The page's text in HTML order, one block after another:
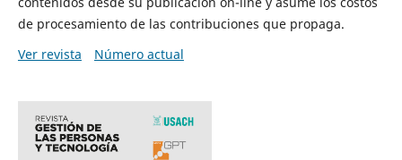
de procesamiento de las contribuciones que propaga.
Ver revista
Número actual